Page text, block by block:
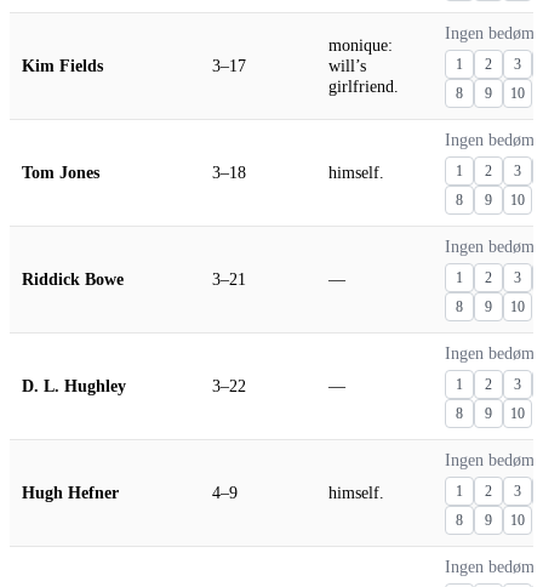
Kim Fields 3–17
monique:
will’s
girlfriend.
Ingen
1 2
3
8
9 10
Tom Jones 3–18 himself.
Ingen
1 2
3
8
9 10
Riddick Bowe 3–21 —
Ingen
1 2
3
8
9 10
D. L. Hughley 3–22 —
Ingen
1 2
3
8
9 10
Hugh Hefner 4–9 himself.
Ingen
1 2
3
8
9 10
Ingen